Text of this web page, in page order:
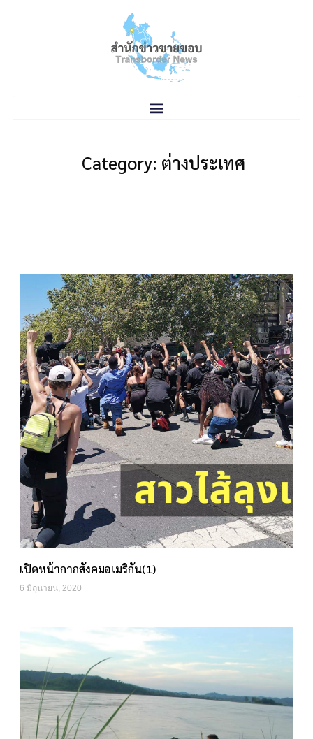
Category: ต่างประเทศ
เปิดหน้ากากสังคมอเมริกัน(1)
6 มิถุนายน, 2020